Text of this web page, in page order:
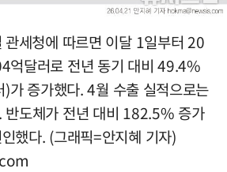
세청에 따르면 이달 1일부터 20
억달러로 전년 동기 대비 49.4%
증가했다. 4월 수출 실적으로는
반도체가 전년 대비 182.5% 증가
했다. (그래픽=안지혜 기자)